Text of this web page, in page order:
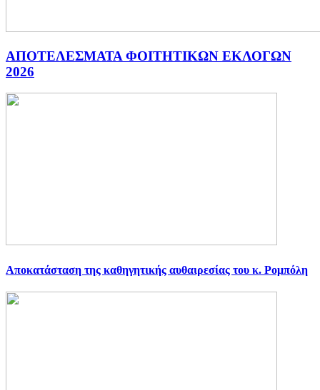
ΑΠΟΤΕΛΕΣΜΑΤΑ ΦΟΙΤΗΤΙΚΩΝ ΕΚΛΟΓΩΝ
2026
Αποκατάσταση της καθηγητικής αυθαιρεσίας του κ. Ρομπόλη